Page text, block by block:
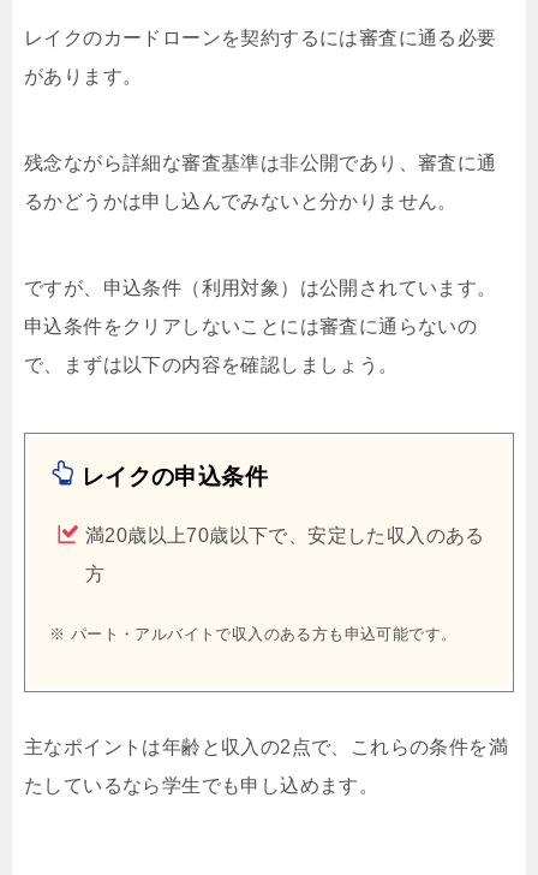
レイクのカードローンを契約するには審査に通る必要
があります。
残念ながら詳細な審査基準は非公開であり、審査に通
るかどうかは申し込んでみないと分かりません。
ですが、申込条件（利用対象）は公開されています。
申込条件をクリアしないことには審査に通らないの
で、まずは以下の内容を確認しましょう。
レイクの申込条件
満20歳以上70歳以下で、安定した収入のある
方
※ パート・アルバイトで収入のある方も申込可能です。
主なポイントは年齢と収入の2点で、これらの条件を満
たしているなら学生でも申し込めます。